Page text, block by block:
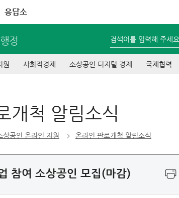
응답소
행정 검색어를 입력해 주세요
원 사회적경제 소상공인 디지털 경제 국제협력
개척 알림소식
상공인 온라인 지원 온라인 판로개척 알림소식
참여 소상공인 모집(마감)